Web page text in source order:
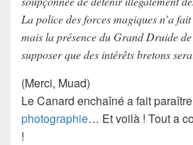
La police des forces magiques n’a
mais la présence du Grand Druide
supposer que des intérêts bretons
(Merci, Muad)
LeCanard enchaînéa fait
photographie… Et voilà ! Tout a
!